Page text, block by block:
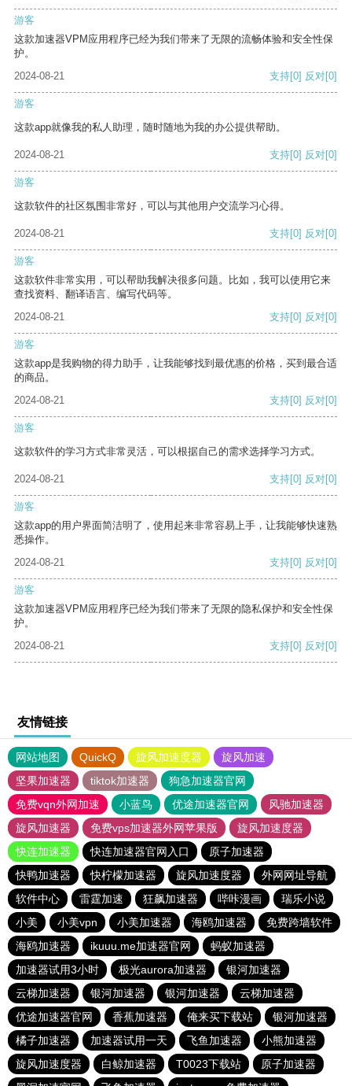
游客
这款加速器VPM应用程序已经为我们带来了无限的流畅体验和安全性保
护。
2024-08-21
支持[0] 反对[0]
游客
这款app就像我的私人助理，随时随地为我的办公提供帮助。
2024-08-21 支持[0] 反对[0]
游客
这款软件的社区氛围非常好，可以与其他用户交流学习心得。
2024-08-21 支持[0] 反对[0]
游客
这款软件非常实用，可以帮助我解决很多问题。比如，我可以使用它来
查找资料、翻译语言、编写代码等。
2024-08-21
支持[0] 反对[0]
游客
这款app是我购物的得力助手，让我能够找到最优惠的价格，买到最合适
的商品。
2024-08-21
支持[0] 反对[0]
游客
这款软件的学习方式非常灵活，可以根据自己的需求选择学习方式。
2024-08-21 支持[0] 反对[0]
游客
这款app的用户界面简洁明了，使用起来非常容易上手，让我能够快速熟
悉操作。
2024-08-21
支持[0] 反对[0]
游客
这款加速器VPM应用程序已经为我们带来了无限的隐私保护和安全性保
护。
2024-08-21
支持[0] 反对[0]
友情链接
网站地图 QuickQ 旋风加速度器
旋风加速
坚果加速器
tiktok加速器
狗急加速器官网
免费vqn外网加速
小蓝鸟 优途加速器官网
风驰加速器
旋风加速器
免费vps加速器外网苹果版
旋风加速度器
快连加速器
快连加速器官网入口
原子加速器
快鸭加速器
快柠檬加速器 旋风加速度器
外网网址导航
软件中心
雷霆加速 狂飙加速器 哔咔漫画
瑞乐小说
小美
小美vpn 小美加速器 海鸥加速器
免费跨墙软件
海鸥加速器
ikuuu.me加速器官网
蚂蚁加速器
加速器试用3小时
极光aurora加速器
银河加速器
云梯加速器
银河加速器 银河加速器
云梯加速器
优途加速器官网
香蕉加速器 俺来买下载站
银河加速器
橘子加速器
加速器试用一天 飞鱼加速器
小熊加速器
旋风加速度器
白鲸加速器 T0023下载站
原子加速器